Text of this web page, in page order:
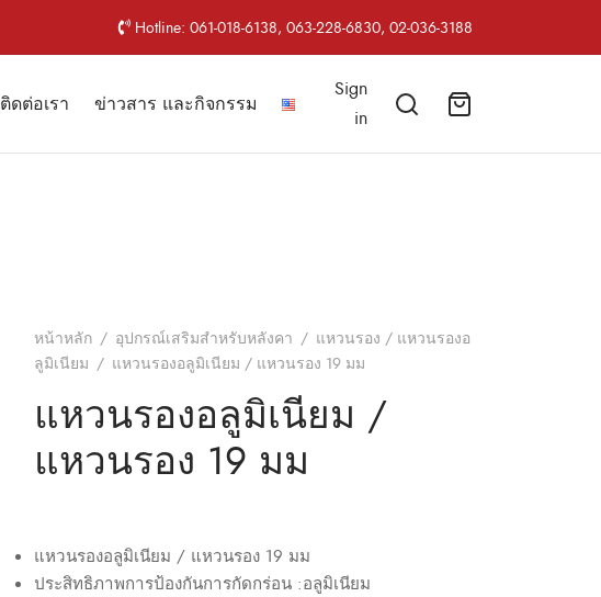
Hotline: 061-018-6138, 063-228-6830, 02-036-3188
ติดต่อเรา ข่าวสาร และกิจกรรม
Sign
in
หน้าหลัก / อุปกรณ์เสริมสำหรับหลังคา / แหวนรอง / แหวนรองอ
ลูมิเนียม / แหวนรองอลูมิเนียม / แหวนรอง 19 มม
แหวนรองอลูมิเนียม /
แหวนรอง 19 มม
แหวนรองอลูมิเนียม / แหวนรอง 19 มม
ประสิทธิภาพการป้องกันการกัดกร่อน :อลูมิเนียม